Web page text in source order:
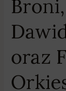
oraz
Dni
Swarzędza